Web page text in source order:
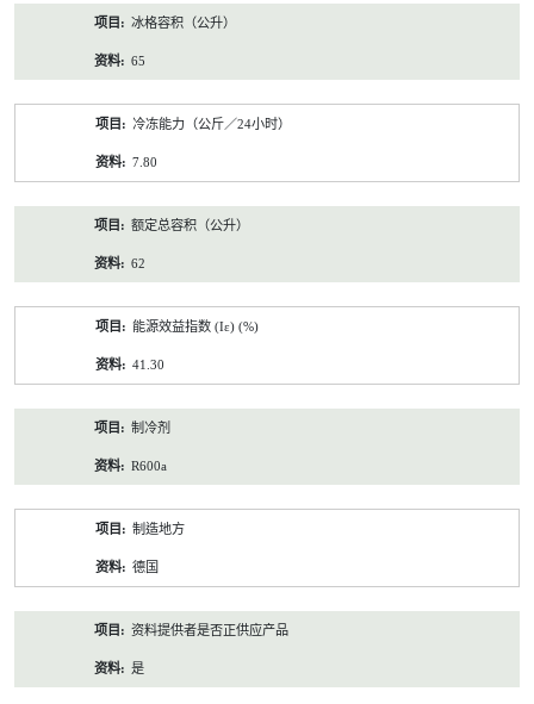
冰格容积（公升）
65
冷冻能力（公斤／24小时）
7.80
额定总容积（公升）
62
能源效益指数 (Iε) (%)
41.30
制冷剂
R600a
制造地方
德国
资料提供者是否正供应产品
是